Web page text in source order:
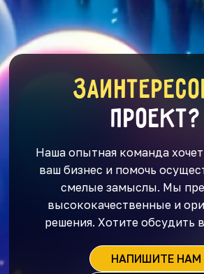
проект?
Наша опытная команда
ваш бизнес и помочь
смелые замыслы. Мы
высококачественные и
решения. Хотите обсудить
НАПИШИТЕ НАМ